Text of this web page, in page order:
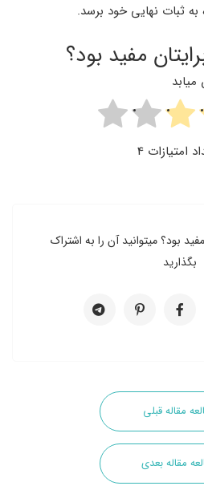
ثبات نهایی خود برسد.
مفید بود؟
4
بود؟ میتوانید آن را به اشتراک
بگذارید
مقاله قبلی
مقاله بعدی